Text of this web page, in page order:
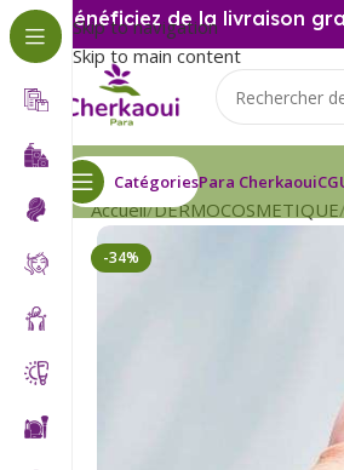
Skip to navigation
Skip to main content
Bénéficiez de la livraison
CatégoriesPara Cherkaoui
Accueil DERMOCOSMETIQUE
-34%